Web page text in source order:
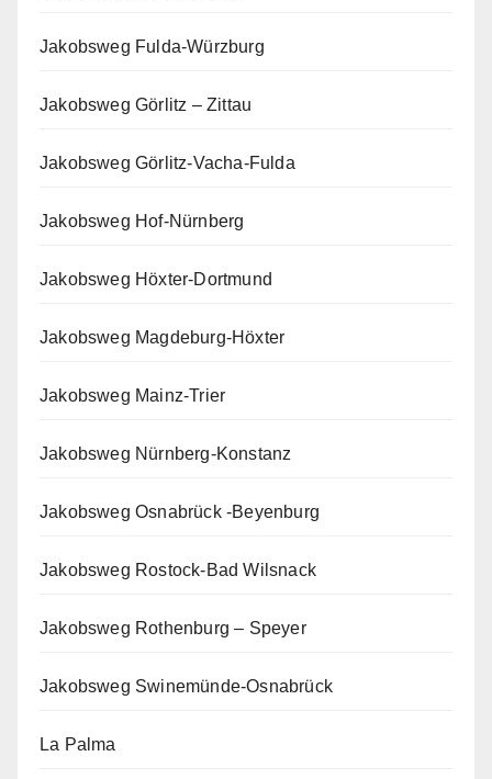
Jakobsweg Fulda-Würzburg
Jakobsweg Görlitz – Zittau
Jakobsweg Görlitz-Vacha-Fulda
Jakobsweg Hof-Nürnberg
Jakobsweg Höxter-Dortmund
Jakobsweg Magdeburg-Höxter
Jakobsweg Mainz-Trier
Jakobsweg Nürnberg-Konstanz
Jakobsweg Osnabrück -Beyenburg
Jakobsweg Rostock-Bad Wilsnack
Jakobsweg Rothenburg – Speyer
Jakobsweg Swinemünde-Osnabrück
La Palma